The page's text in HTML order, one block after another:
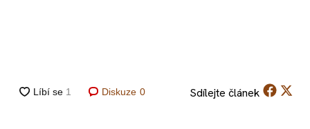
Diskuze 0 Sdílejte článek